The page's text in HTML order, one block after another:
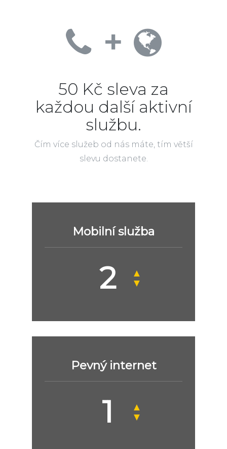
+
50 Kč sleva za
každou další aktivní
službu.
Čím více služeb od nás máte, tím větší
slevu dostanete.
Mobilní služba
▲
▼
Pevný internet
▲
▼